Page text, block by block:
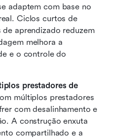
adaptem com base no
Ciclos curtos de
aprendizado reduzem
melhora a
e o controle do
prestadores de
múltiplos prestadores
com desalinhamento e
A construção enxuta
compartilhado e a